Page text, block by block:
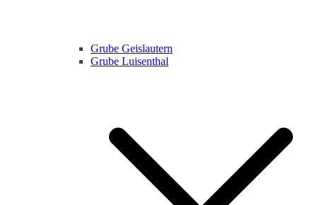
Grube Geislautern
Grube Luisenthal